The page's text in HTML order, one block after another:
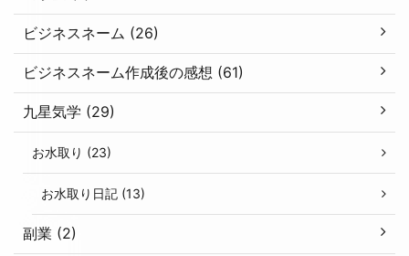
ビジネスネーム (26)
ビジネスネーム作成後の感想 (61)
九星気学 (29)
お水取り (23)
お水取り日記 (13)
副業 (2)